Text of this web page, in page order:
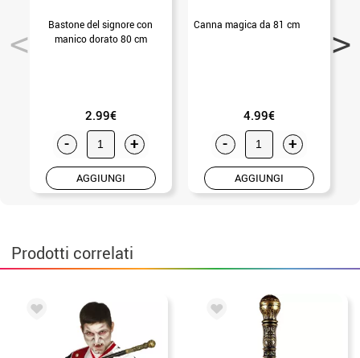
Bastone del signore con
manico dorato 80 cm
2.99€
- +
AGGIUNGI
Canna magica da 81 cm
4.99€
- +
AGGIUNGI
Prodotti correlati